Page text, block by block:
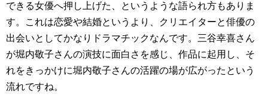
できる女優へ押し上げた、というような語られ方もありま
す。これは恋愛や結婚というより、クリエイターと俳優の
出会いとしてかなりドラマチックなんです。三谷幸喜さん
が堀内敬子さんの演技に面白さを感じ、作品に起用し、そ
れをきっかけに堀内敬子さんの活躍の場が広がったという
流れですね。